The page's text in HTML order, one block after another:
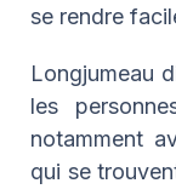
se rendre
Longjumeau
les
notamment
qui se